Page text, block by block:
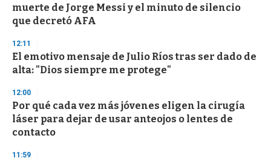
o
n
d
muerte de Jorge Messi y el minuto de silencio
que decretó AFA
12:11
El emotivo mensaje de Julio Ríos tras ser dado de
alta: "Dios siempre me protege"
12:00
Por qué cada vez más jóvenes eligen la cirugía
láser para dejar de usar anteojos o lentes de
contacto
11:59